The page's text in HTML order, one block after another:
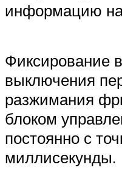
информацию на
Фиксирование
выключения
разжимания
блоком
постоянно с
миллисекунды.